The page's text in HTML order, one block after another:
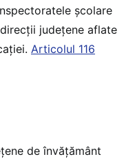
școlare
județene aflate
Articolul 116
de învățământ